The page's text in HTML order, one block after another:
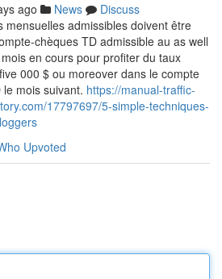
ago News
Discuss
mensuelles admissibles doivent être
chèques TD admissible au as well
en cours pour profiter du taux
000 $ ou moreover dans le compte
le mois suivant. https://manual-traffic-
17797697/5-simple-techniques-
Upvoted